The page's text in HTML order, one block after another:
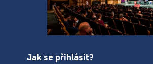
Jak se přihlásit?